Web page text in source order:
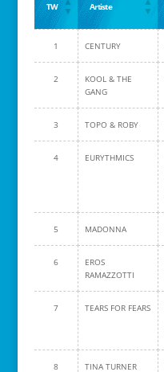
TW Artiste
1 CENTURY
2
KOOL & THE
GANG
3 TOPO & ROBY
4 EURYTHMICS
5 MADONNA
6
EROS
RAMAZZOTTI
7 TEARS FOR FEARS
8 TINA TURNER